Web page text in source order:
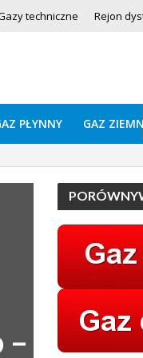
techniczne Rejon
PŁYNNY GAZ ZIEMNY
–